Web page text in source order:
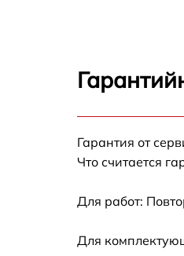
Замена
Замена
Гарантия от
Что считается
Для работ:
Для